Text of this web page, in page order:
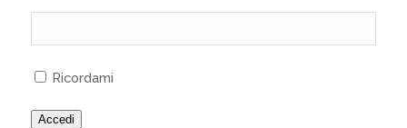
Ricordami
Accedi